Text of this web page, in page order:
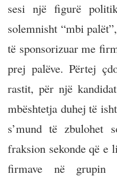
sesi një figurë
solemnisht “mbi
të sponsorizuar me
prej palëve. Përtej
rastit, për një
mbështetja duhej të
s’mund të zbulohet
fraksion sekonde që e
firmave në